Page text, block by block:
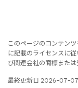
このページのコンテンツ
に記載のライセンスに
び関連会社の商標または
最終更新日 2026-07-07